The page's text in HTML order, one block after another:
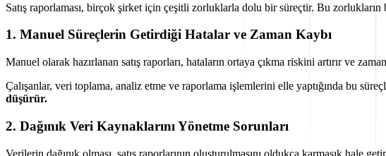
Satış raporlaması, birçok şirket için çeşitli zorluklarla dolu bir süreçtir. Bu zorlukların
1. Manuel Süreçlerin Getirdiği Hatalar ve Zaman Kaybı
Manuel olarak hazırlanan satış raporları, hataların ortaya çıkma riskini artırır ve
Çalışanlar, veri toplama, analiz etme ve raporlama işlemlerini elle yaptığında bu
düşürür.
2. Dağınık Veri Kaynaklarını Yönetme Sorunları
Verilerin dağınık olması, satış raporlarının oluşturulmasını oldukça karmaşık hale